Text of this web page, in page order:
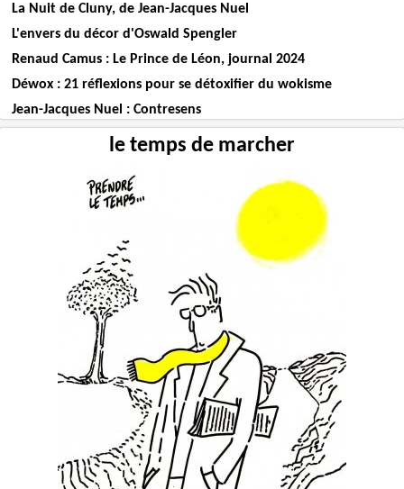
La Nuit de Cluny, de Jean-Jacques Nuel
L'envers du décor d'Oswald Spengler
Renaud Camus : Le Prince de Léon, journal 2024
Déwox : 21 réflexions pour se détoxifier du wokisme
Jean-Jacques Nuel : Contresens
le temps de marcher